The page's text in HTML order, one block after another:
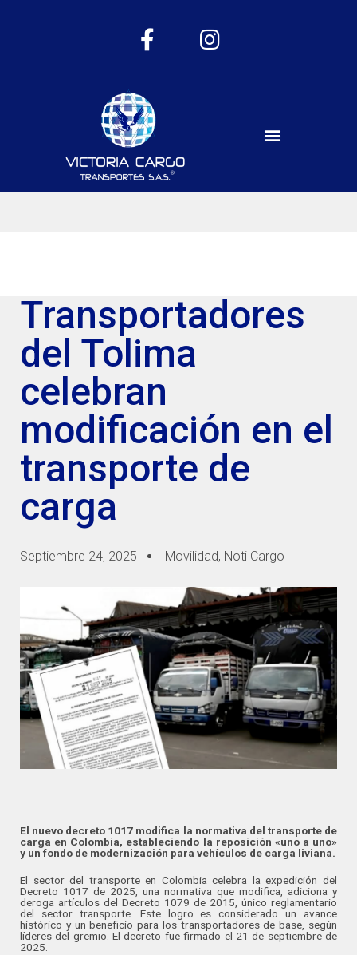
Transportadores
del Tolima
celebran
modificación en el
transporte de
carga
Septiembre 24, 2025 Movilidad, Noti Cargo
El nuevo decreto 1017 modifica la normativa del transporte de
carga en Colombia, estableciendo la reposición «uno a uno»
y un fondo de modernización para vehículos de carga liviana.
El sector del transporte en Colombia celebra la expedición del
Decreto 1017 de 2025, una normativa que modifica, adiciona y
deroga artículos del Decreto 1079 de 2015, único reglamentario
del sector transporte. Este logro es considerado un avance
histórico y un beneficio para los transportadores de base, según
líderes del gremio. El decreto fue firmado el 21 de septiembre de
2025.